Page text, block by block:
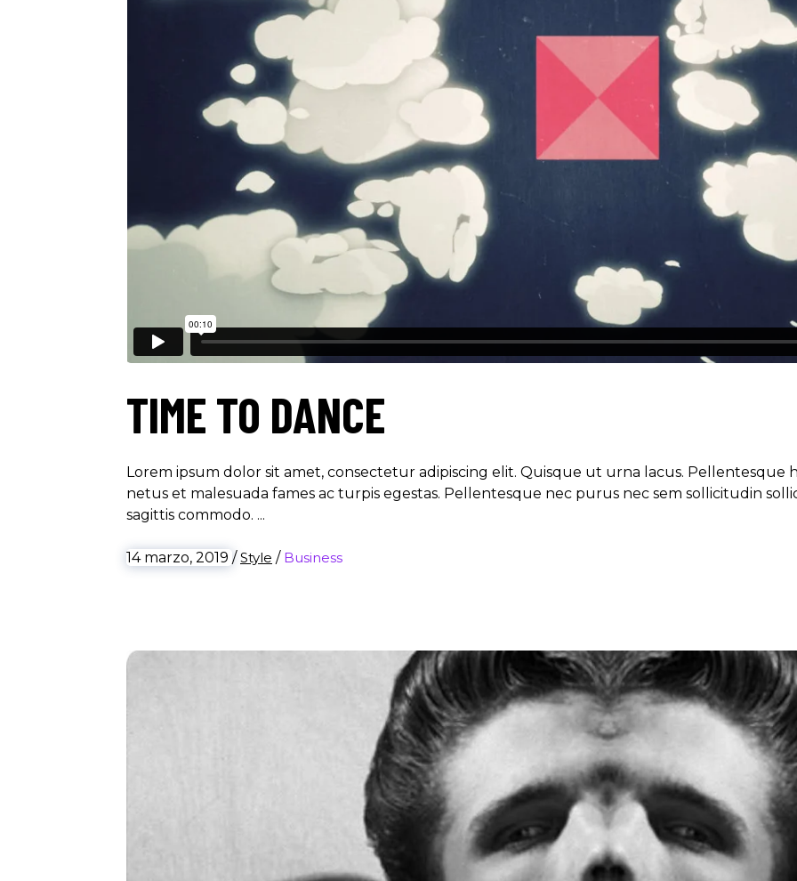
TIME TO DANCE
Lorem ipsum dolor sit amet, consectetur adipiscing elit. Quisque ut urna lacus.
netus et malesuada fames ac turpis egestas. Pellentesque nec purus nec sem sollicitudin
sagittis commodo.
14 marzo, 2019 /Style / Business